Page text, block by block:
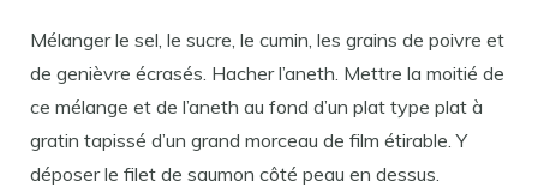
Mélanger le sel, le sucre, le cumin, les grains de poivre et
de genièvre écrasés. Hacher l’aneth. Mettre la moitié de
ce mélange et de l’aneth au fond d’un plat type plat à
gratin tapissé d’un grand morceau de film étirable. Y
déposer le filet de saumon côté peau en dessus.